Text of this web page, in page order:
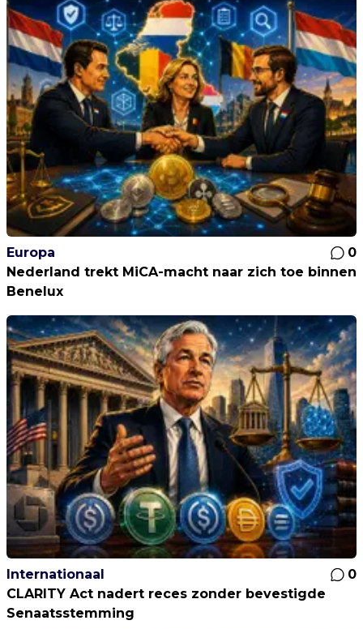
Europa
0
Nederland trekt MiCA-macht naar zich toe binnen
Benelux
Internationaal
0
CLARITY Act nadert reces zonder bevestigde
Senaatsstemming